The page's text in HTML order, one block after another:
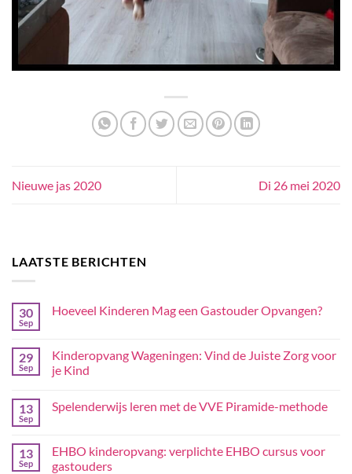
Nieuwe jas 2020 Di 26 mei 2020
LAATSTE BERICHTEN
30
Sep
Hoeveel Kinderen Mag een Gastouder Opvangen?
29
Sep
Kinderopvang Wageningen: Vind de Juiste Zorg voor
je Kind
13
Sep
Spelenderwijs leren met de VVE Piramide-methode
13
Sep
EHBO kinderopvang: verplichte EHBO cursus voor
gastouders